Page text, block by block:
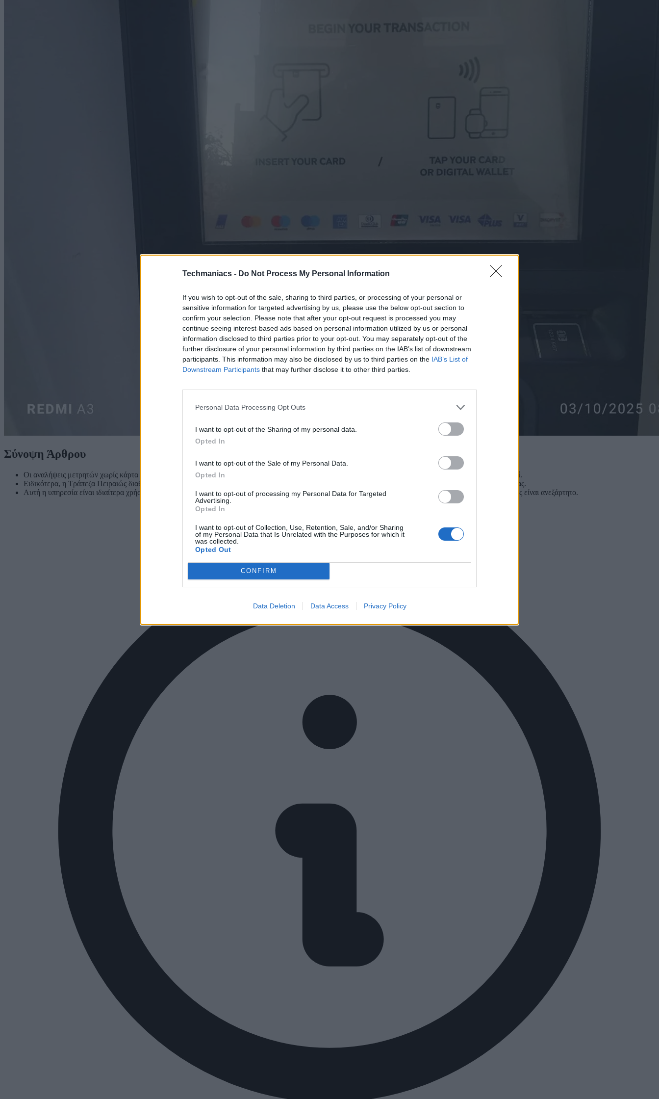
Techmaniacs - Do Not Process My Personal Information
If you wish to opt-out of the sale, sharing to third parties, or processing of your personal or
sensitive information for targeted advertising by us, please use the below opt-out section to
confirm your selection. Please note that after your opt-out request is processed you may
continue seeing interest-based ads based on personal information utilized by us or personal
information disclosed to third parties prior to your opt-out. You may separately opt-out of the
further disclosure of your personal information by third parties on the IAB’s list of downstream
participants. This information may also be disclosed by us to third parties on the IAB’s List of
Downstream Participants that may further disclose it to other third parties.
Personal Data Processing Opt Outs
I want to opt-out of the Sharing of my personal data.
Opted In
I want to opt-out of the Sale of my Personal Data.
Opted In
I want to opt-out of processing my Personal Data for Targeted
Advertising.
Opted In
I want to opt-out of Collection, Use, Retention, Sale, and/or Sharing
of my Personal Data that Is Unrelated with the Purposes for which it
was collected.
Opted Out
CONFIRM
Data Deletion Data Access Privacy Policy
Σύνοψη Άρθρου
Οι αναλήψεις μετρητών χωρίς κάρτα είναι εφικτές μέσω ψηφιακών πορτοφολιών όπως το Google Wallet ή το Apple Wallet, εφόσον η κάρτα έχει ψηφιοποιηθεί.
Ειδικότερα, η Τράπεζα Πειραιώς διαθέτει την υπηρεσία «λεφτά στο λεπτό», η οποία επιτρέπει την ανάληψη μετρητών χωρίς την ανάγκη χρήσης φυσικής κάρτας.
Αυτή η υπηρεσία είναι ιδιαίτερα χρήσιμη σε περιπτώσεις που έχει ξεχαστεί η κάρτα ή όταν έχει καλυφθεί το όριο της χρεωστικής, καθώς το όριο της υπηρεσίας είναι ανεξάρτητο.